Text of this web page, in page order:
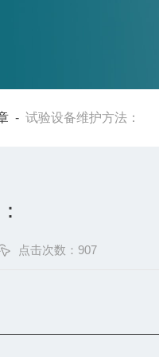
-试验设备维护方法：
点击次数：907